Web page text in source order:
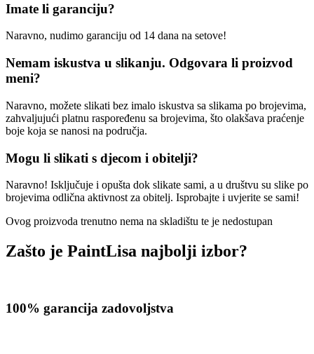
Imate li garanciju?
Naravno, nudimo garanciju od 14 dana na setove!
Nemam iskustva u slikanju. Odgovara li proizvod
meni?
Naravno, možete slikati bez imalo iskustva sa slikama po brojevima,
zahvaljujući platnu raspoređenu sa brojevima, što olakšava praćenje
boje koja se nanosi na područja.
Mogu li slikati s djecom i obitelji?
Naravno! Isključuje i opušta dok slikate sami, a u društvu su slike po
brojevima odlična aktivnost za obitelj. Isprobajte i uvjerite se sami!
Ovog proizvoda trenutno nema na skladištu te je nedostupan
Zašto je PaintLisa najbolji izbor?
100% garancija zadovoljstva